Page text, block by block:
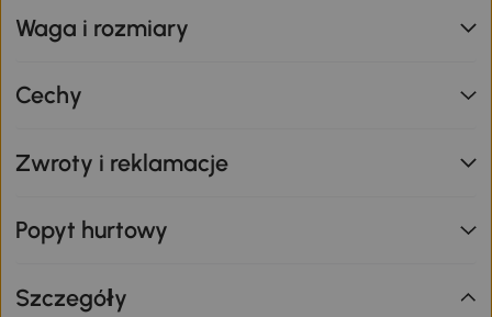
Waga i rozmiary
Cechy
Zwroty i reklamacje
Popyt hurtowy
Szczegóły